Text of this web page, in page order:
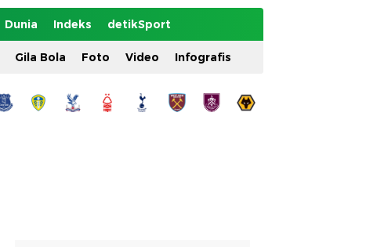
Dunia Indeks detikSport
Gila Bola Foto Video Infografis